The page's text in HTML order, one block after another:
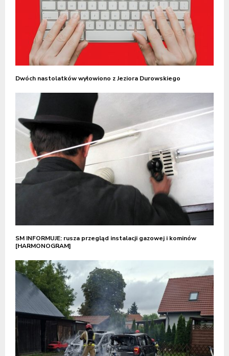
Dwóch nastolatków wyłowiono z Jeziora Durowskiego
SM INFORMUJE: rusza przegląd instalacji gazowej i kominów
[HARMONOGRAM]